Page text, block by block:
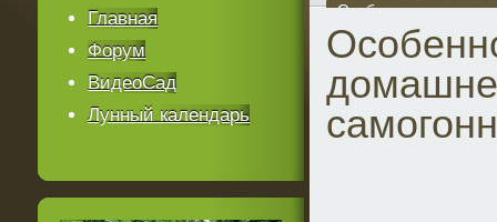
Особенности
Главная
Форум
ВидеоСад
Лунный календарь